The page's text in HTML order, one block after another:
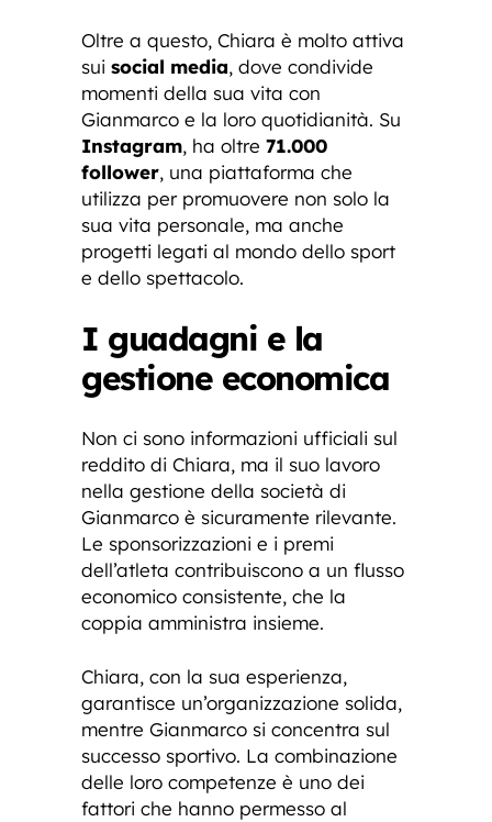
Oltre a questo, Chiara è molto attiva
sui social media, dove condivide
momenti della sua vita con
Gianmarco e la loro quotidianità. Su
Instagram, ha oltre 71.000
follower, una piattaforma che
utilizza per promuovere non solo la
sua vita personale, ma anche
progetti legati al mondo dello sport
e dello spettacolo.
I guadagni e la
gestione economica
Non ci sono informazioni ufficiali sul
reddito di Chiara, ma il suo lavoro
nella gestione della società di
Gianmarco è sicuramente rilevante.
Le sponsorizzazioni e i premi
dell’atleta contribuiscono a un flusso
economico consistente, che la
coppia amministra insieme.
Chiara, con la sua esperienza,
garantisce un’organizzazione solida,
mentre Gianmarco si concentra sul
successo sportivo. La combinazione
delle loro competenze è uno dei
fattori che hanno permesso al